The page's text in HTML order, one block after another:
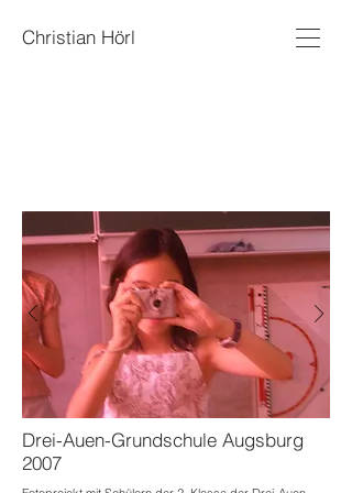
Christian Hörl
Drei-Auen-Grundschule Augsburg
2007